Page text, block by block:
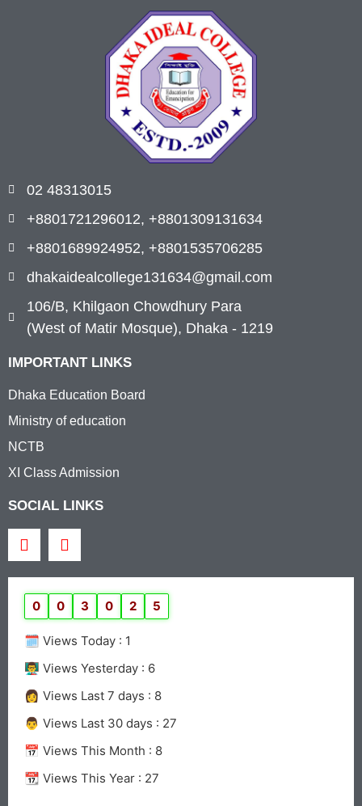
02 48313015
+8801721296012, +8801309131634
+8801689924952, +8801535706285
dhakaidealcollege131634@gmail.com
106/B, Khilgaon Chowdhury Para
(West of Matir Mosque), Dhaka - 1219
IMPORTANT LINKS
Dhaka Education Board
Ministry of education
NCTB
XI Class Admission
SOCIAL LINKS
0 0 3 0 2 5
🗓️ Views Today : 1
👨‍🏫 Views Yesterday : 6
👩 Views Last 7 days : 8
👨 Views Last 30 days : 27
📅 Views This Month : 8
📆 Views This Year : 27